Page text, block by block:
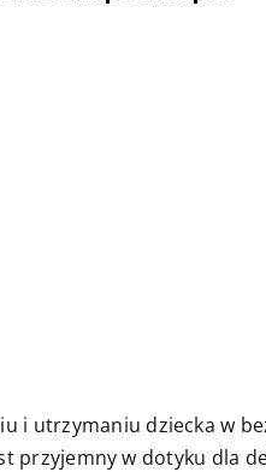
i utrzymaniu dziecka w
przyjemny w dotyku dla